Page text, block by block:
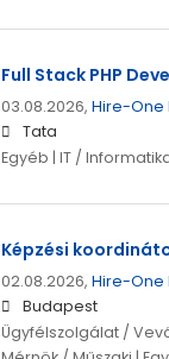
Full Stack PHP
03.08.2026, Hire-One
Tata
Egyéb | IT /
Képzési
02.08.2026, Hire-One
Budapest
Ügyfélszolgálat /